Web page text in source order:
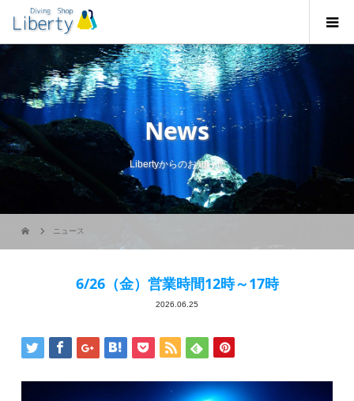
News
Libertyからのお知らせ
ニュース
6/26（金）営業時間12時～17時
2026.06.25